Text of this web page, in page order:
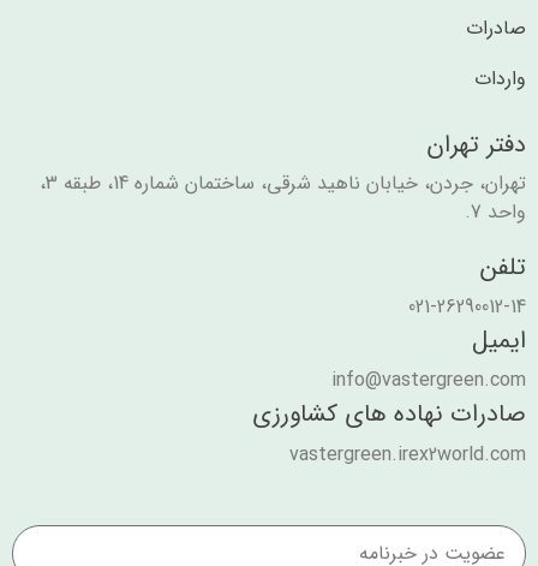
صادرات
واردات
دفتر تهران
تهران، جردن، خیابان ناهید شرقی، ساختمان شماره 14، طبقه 3،
واحد 7.
تلفن
021-26290012-14
ایمیل
info@vastergreen.com
صادرات نهاده های کشاورزی
vastergreen.irex2world.com